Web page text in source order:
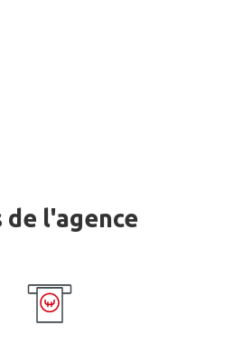
de l'agence